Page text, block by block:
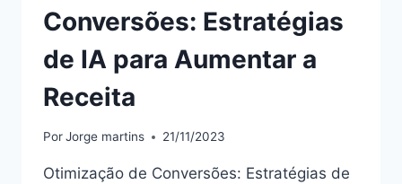
Conversões: Estratégias
de IA para Aumentar a
Receita
PorJorge martins 21/11/2023
Otimização de Conversões: Estratégias de